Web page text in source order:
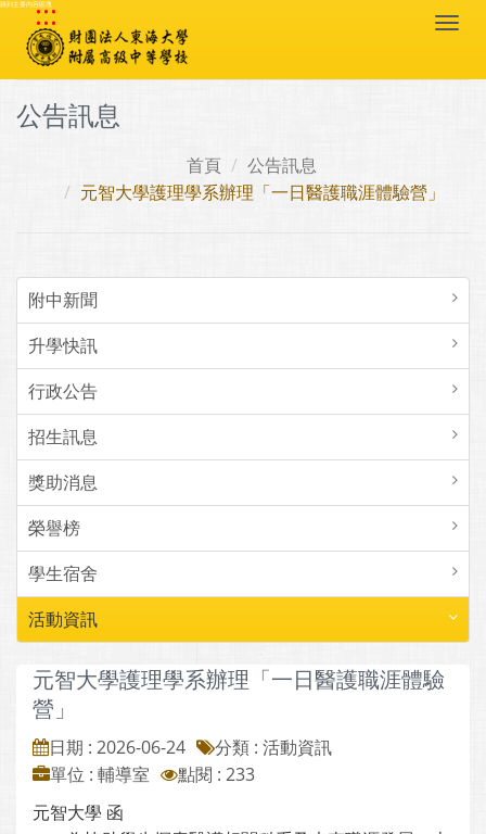
跳到主要內容區塊
:::
公告訊息
首頁
公告訊息
元智大學護理學系辦理「一日醫護職涯體驗營」
附中新聞
升學快訊
行政公告
招生訊息
獎助消息
榮譽榜
學生宿舍
活動資訊
元智大學護理學系辦理「一日醫護職涯體驗
營」
日期 : 2026-06-24
分類 : 活動資訊
單位 : 輔導室
點閱 : 233
元智大學 函